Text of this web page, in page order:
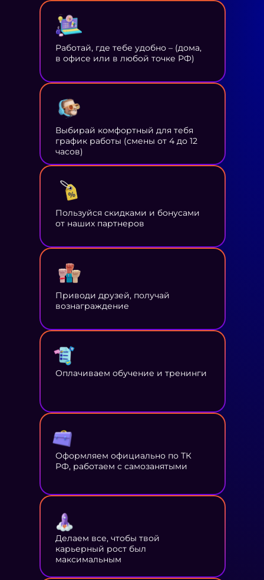
Работай, где тебе удобно – (дома,
в офисе или в любой точке РФ)
Выбирай комфортный для тебя
график работы (смены от 4 до 12
часов)
Пользуйся скидками и бонусами
от наших партнеров
Приводи друзей, получай
вознаграждение
Оплачиваем обучение и тренинги
Оформляем официально по ТК
РФ, работаем с самозанятыми
Делаем все, чтобы твой
карьерный рост был
максимальным